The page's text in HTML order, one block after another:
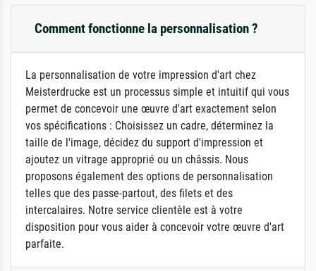
Comment fonctionne la personnalisation ?
La personnalisation de votre impression d'art chez
Meisterdrucke est un processus simple et intuitif qui vous
permet de concevoir une œuvre d'art exactement selon
vos spécifications : Choisissez un cadre, déterminez la
taille de l'image, décidez du support d'impression et
ajoutez un vitrage approprié ou un châssis. Nous
proposons également des options de personnalisation
telles que des passe-partout, des filets et des
intercalaires. Notre service clientèle est à votre
disposition pour vous aider à concevoir votre œuvre d'art
parfaite.